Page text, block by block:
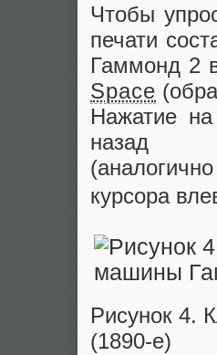
Чтобы
печати
Гаммонд 2
Space
Нажатие
назад
курсора
Рисунок 4.
(1890-е)